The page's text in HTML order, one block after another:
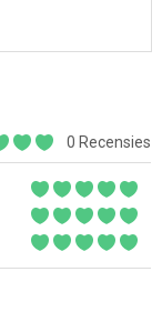
0 Recensies